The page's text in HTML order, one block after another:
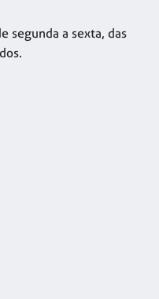
segunda a sexta, das